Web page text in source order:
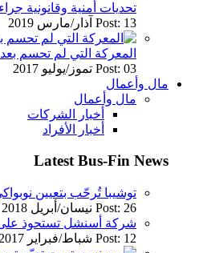
تحديات أمنية وقانونية
Post: 13 آذار/مارس 2019
المعركة التي لم تحسم
Post: 03 تموز/يوليو 2017
مال وأعمال
مال وأعمال
أخبار الشركات
أخبار الأفراد
Latest Bus-Fin News
توشيبا تُرحّب بتعيين
Post: 26 نيسان/أبريل 2018
شركة أسنشل تستحوذ على
Post: 12 شباط/فبراير 2017